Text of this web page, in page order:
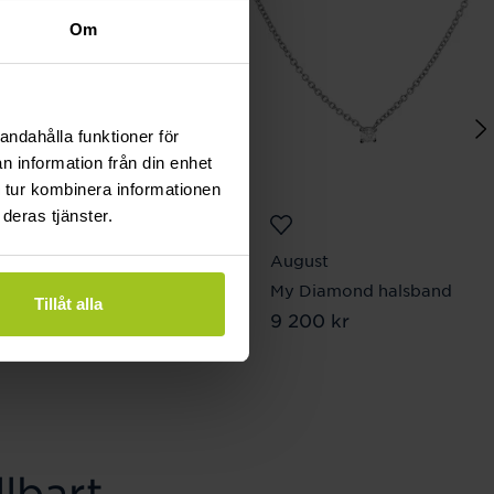
Om
funktioner för
information från din enhet
kombinera informationen
tjänster.
Tillåt alla
August
August
My Diamond halsband
Pris:9 200 kr
9 200 kr